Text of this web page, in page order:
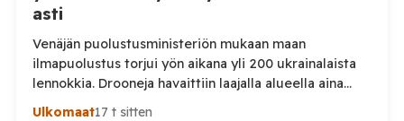
asti
Venäjän puolustusministeriön mukaan maan
ilmapuolustus torjui yön aikana yli 200 ukrainalaista
lennokkia. Drooneja havaittiin laajalla alueella aina
Uralille asti. Venäjän puolustusministeriön virallisen
Ulkomaat17 t sitten